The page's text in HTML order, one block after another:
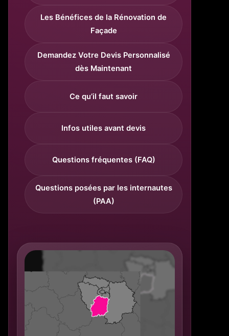
Les Bénéfices de la Rénovation de
Façade
Demandez Votre Devis Personnalisé
dès Maintenant
Ce qu’il faut savoir
Infos utiles avant devis
Questions fréquentes (FAQ)
Questions posées par les internautes
(PAA)